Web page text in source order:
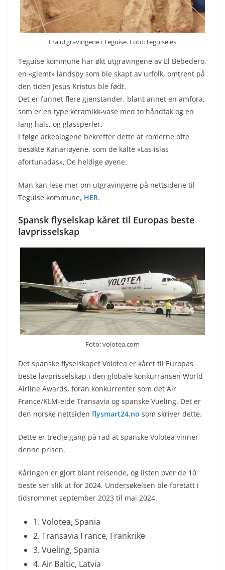
Fra utgravingene i Teguise. Foto: teguise.es
Teguise kommune har økt utgravingene av El Bebedero,
en «glemt» landsby som ble skapt av urfolk, omtrent på
den tiden Jesus Kristus ble født.
Det er funnet flere gjenstander, blant annet en amfora,
som er en type keramikk-vase med to håndtak og en
lang hals, og glassperler.
I følge arkeologene bekrefter dette at romerne ofte
besøkte Kanariøyene, som de kalte «Las islas
afortunadas», De heldige øyene.
Man kan lese mer om utgravingene på nettsidene til
Teguise kommune, HER.
Spansk flyselskap kåret til Europas beste
lavprisselskap
Foto: volotea.com
Det spanske flyselskapet Volotea er kåret til Europas
beste lavprisselskap i den globale konkurransen World
Airline Awards, foran konkurrenter som det Air
France/KLM-eide Transavia og spanske Vueling. Det er
den norske nettsiden flysmart24.no som skriver dette.
Dette er tredje gang på rad at spanske Volotea vinner
denne prisen.
Kåringen er gjort blant reisende, og listen over de 10
beste ser slik ut for 2024. Undersøkelsen ble foretatt i
tidsrommet september 2023 til mai 2024.
1. Volotea, Spania
2. Transavia France, Frankrike
3. Vueling, Spania
4. Air Baltic, Latvia